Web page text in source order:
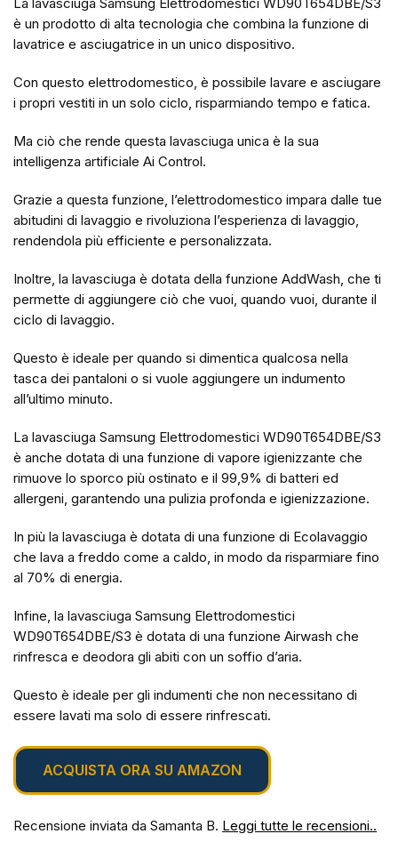
è un prodotto di alta tecnologia che combina la funzione di
lavatrice e asciugatrice in un unico dispositivo.
Con questo elettrodomestico, è possibile lavare e asciugare
i propri vestiti in un solo ciclo, risparmiando tempo e fatica.
Ma ciò che rende questa lavasciuga unica è la sua
intelligenza artificiale Ai Control.
Grazie a questa funzione, l’elettrodomestico impara dalle tue
abitudini di lavaggio e rivoluziona l’esperienza di lavaggio,
rendendola più efficiente e personalizzata.
Inoltre, la lavasciuga è dotata della funzione AddWash, che ti
permette di aggiungere ciò che vuoi, quando vuoi, durante il
ciclo di lavaggio.
Questo è ideale per quando si dimentica qualcosa nella
tasca dei pantaloni o si vuole aggiungere un indumento
all’ultimo minuto.
La lavasciuga Samsung Elettrodomestici WD90T654DBE/S3
è anche dotata di una funzione di vapore igienizzante che
rimuove lo sporco più ostinato e il 99,9% di batteri ed
allergeni, garantendo una pulizia profonda e igienizzazione.
In più la lavasciuga è dotata di una funzione di Ecolavaggio
che lava a freddo come a caldo, in modo da risparmiare fino
al 70% di energia.
Infine, la lavasciuga Samsung Elettrodomestici
WD90T654DBE/S3 è dotata di una funzione Airwash che
rinfresca e deodora gli abiti con un soffio d’aria.
Questo è ideale per gli indumenti che non necessitano di
essere lavati ma solo di essere rinfrescati.
ACQUISTA ORA SU AMAZON
Recensione inviata da Samanta B. Leggi tutte le recensioni..